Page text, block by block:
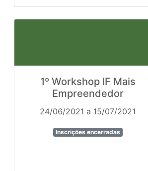
1º Workshop IF Mais
Empreendedor
24/06/2021 a 15/07/2021
Inscrições encerradas